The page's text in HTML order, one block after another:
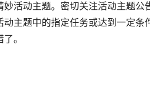
活动主题。密切关注活动主题
主题中的指定任务或达到一定
。